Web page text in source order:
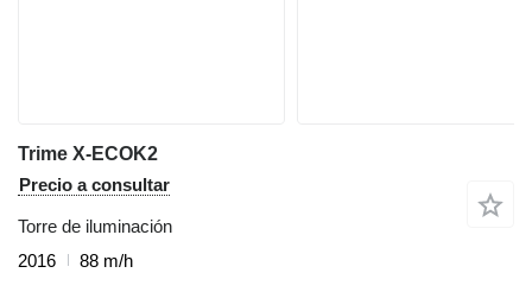
Trime X-ECOK2
Precio a consultar
Torre de iluminación
2016
88 m/h